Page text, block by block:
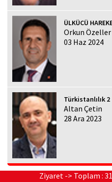
ÜLKÜCÜ
Orkun Özeller
03 Haz 2024
Türkistanlılık 2
Altan Çetin
28 Ara 2023
Ziyaret -> Toplam :